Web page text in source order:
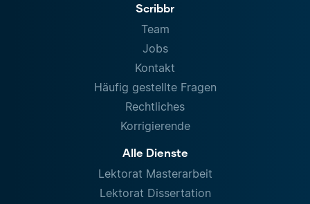
Scribbr
Team
Jobs
Kontakt
Häufig gestellte Fragen
Rechtliches
Korrigierende
Alle Dienste
Lektorat Masterarbeit
Lektorat Dissertation